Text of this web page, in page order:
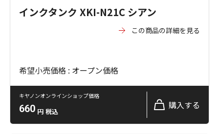
インクタンク XKI-N21C シアン
この商品の詳細を見る
希望小売価格 : オープン価格
キヤノンオンラインショップ価格
660 円 税込
購入する